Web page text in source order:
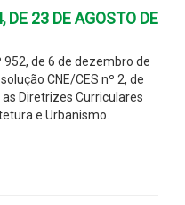
DE 23 DE AGOSTO DE
952, de 6 de dezembro de
CNE/CES nº 2, de
Diretrizes Curriculares
e Urbanismo.